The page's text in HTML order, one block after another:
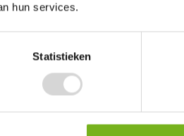
hun services.
Statistieken
prijs. stevig, maar kan
grond